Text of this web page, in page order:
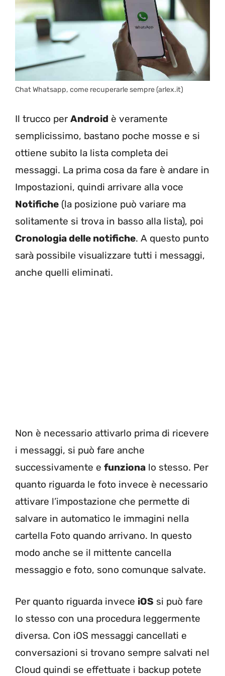
Chat Whatsapp, come recuperarle sempre (arlex.it)
Il trucco per Android è veramente
semplicissimo, bastano poche mosse e si
ottiene subito la lista completa dei
messaggi. La prima cosa da fare è andare in
Impostazioni, quindi arrivare alla voce
Notifiche (la posizione può variare ma
solitamente si trova in basso alla lista), poi
Cronologia delle notifiche. A questo punto
sarà possibile visualizzare tutti i messaggi,
anche quelli eliminati.
Non è necessario attivarlo prima di ricevere
i messaggi, si può fare anche
successivamente e funziona lo stesso. Per
quanto riguarda le foto invece è necessario
attivare l’impostazione che permette di
salvare in automatico le immagini nella
cartella Foto quando arrivano. In questo
modo anche se il mittente cancella
messaggio e foto, sono comunque salvate.
Per quanto riguarda invece iOS si può fare
lo stesso con una procedura leggermente
diversa. Con iOS messaggi cancellati e
conversazioni si trovano sempre salvati nel
Cloud quindi se effettuate i backup potete